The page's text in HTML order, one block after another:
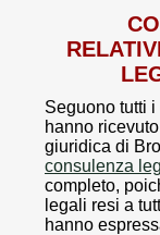
Seguono tutti
hanno
giuridica di
consulenza
completo,
legali resi a
hanno